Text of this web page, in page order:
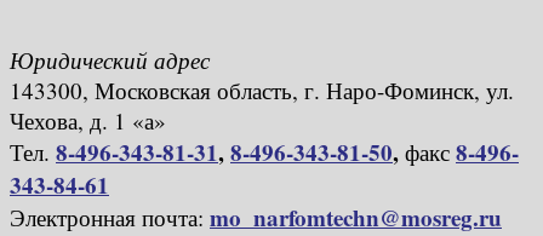
Юридический адрес
143300, Московская область, г. Наро-Фоминск, ул.
Чехова, д. 1 «а»
Тел. 8-496-343-81-31,8-496-343-81-50, факс 8-496-
343-84-61
Электронная почта: mo_narfomtechn@mosreg.ru